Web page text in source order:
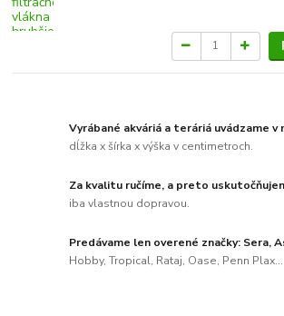
Vyrábané akváriá a teráriá uvádzame v
dĺžka x šírka x výška v centimetroch.
Za kvalitu ručíme, a preto
iba vlastnou dopravou.
Predávame len overené značky: Sera,
Hobby, Tropical, Rataj, Oase, Penn Plax...